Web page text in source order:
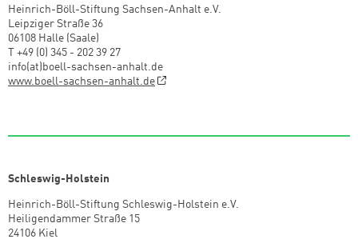
Heinrich-Böll-Stiftung Sachsen-Anhalt e.V.
Leipziger Straße 36
06108 Halle (Saale)
T +49 (0) 345 - 202 39 27
info(at)boell-sachsen-anhalt.de
www.boell-sachsen-anhalt.de
Schleswig-Holstein
Heinrich-Böll-Stiftung Schleswig-Holstein e.V.
Heiligendammer Straße 15
24106 Kiel